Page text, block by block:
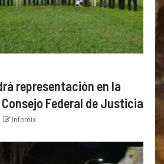
representación en la
Federal de Justicia
Infomix